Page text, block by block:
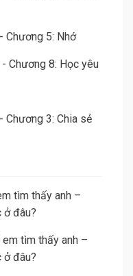
Chương 5: Nhớ
Chương 8: Học yêu
Chương 3: Chia sẻ
tìm thấy anh –
ở đâu?
em tìm thấy anh –
ở đâu?